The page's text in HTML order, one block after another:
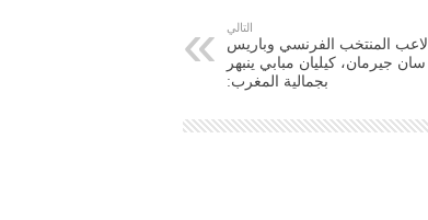
التالي
لاعب المنتخب الفرنسي وباريس
سان جيرمان، كيليان مبابي ينبهر
بجمالية المغرب: